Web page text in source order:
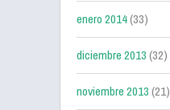
enero 2014(33)
diciembre 2013(32)
noviembre 2013(21)